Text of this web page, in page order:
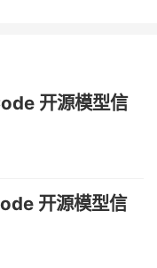
开源模型信
开源模型信